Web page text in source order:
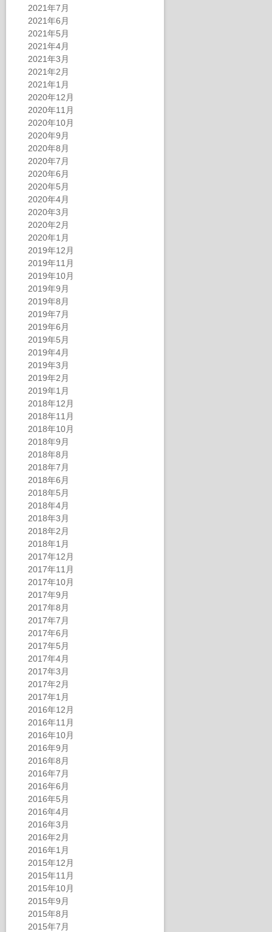
2021年7月
2021年6月
2021年5月
2021年4月
2021年3月
2021年2月
2021年1月
2020年12月
2020年11月
2020年10月
2020年9月
2020年8月
2020年7月
2020年6月
2020年5月
2020年4月
2020年3月
2020年2月
2020年1月
2019年12月
2019年11月
2019年10月
2019年9月
2019年8月
2019年7月
2019年6月
2019年5月
2019年4月
2019年3月
2019年2月
2019年1月
2018年12月
2018年11月
2018年10月
2018年9月
2018年8月
2018年7月
2018年6月
2018年5月
2018年4月
2018年3月
2018年2月
2018年1月
2017年12月
2017年11月
2017年10月
2017年9月
2017年8月
2017年7月
2017年6月
2017年5月
2017年4月
2017年3月
2017年2月
2017年1月
2016年12月
2016年11月
2016年10月
2016年9月
2016年8月
2016年7月
2016年6月
2016年5月
2016年4月
2016年3月
2016年2月
2016年1月
2015年12月
2015年11月
2015年10月
2015年9月
2015年8月
2015年7月